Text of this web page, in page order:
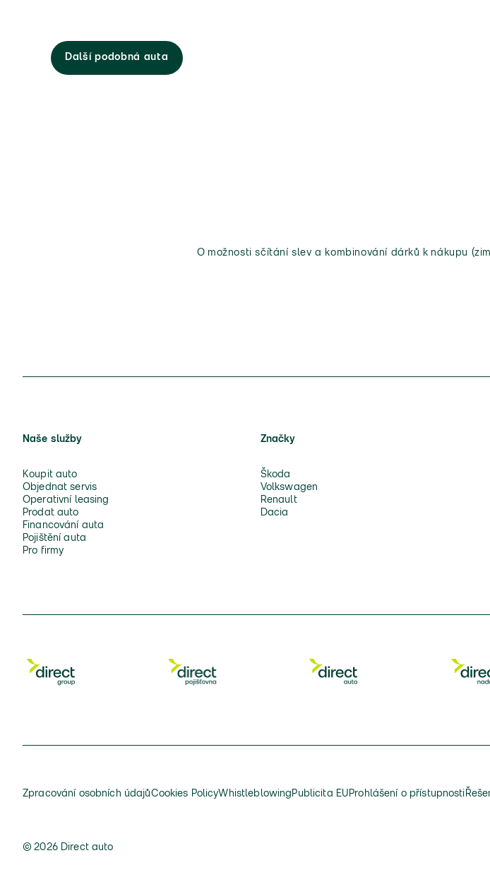
Další podobná auta
O možnosti sčítání slev a kombinování dárků k nákupu
Naše služby
Koupit auto
Objednat servis
Operativní leasing
Prodat auto
Financování auta
Pojištění auta
Pro firmy
Značky
Škoda
Volkswagen
Renault
Dacia
Zpracování osobních údajůCookies PolicyWhistleblowing Publicita EU Prohlášení o přístupnosti
© 2026 Direct auto